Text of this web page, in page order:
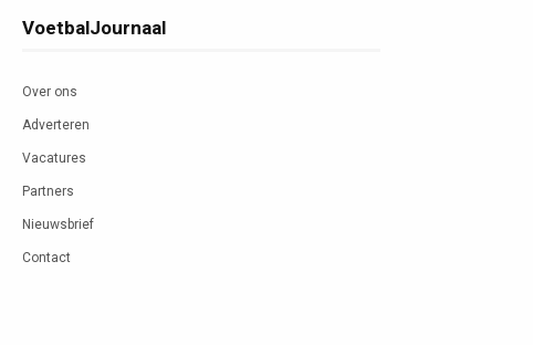
VoetbalJournaal
Over ons
Adverteren
Vacatures
Partners
Nieuwsbrief
Contact